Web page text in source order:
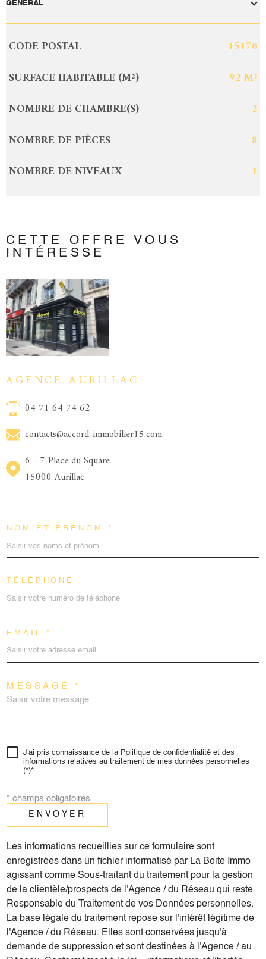
GÉNÉRAL
Caractérisque Valeurs
CODE POSTAL
15170
SURFACE HABITABLE (M²)
92 M²
NOMBRE DE CHAMBRE(S)
2
NOMBRE DE PIÈCES
8
NOMBRE DE NIVEAUX
1
CETTE OFFRE
VOUS
INTÉRESSE
AGENCE AURILLAC
04 71 64 74 62
contacts@accord-immobilier15.com
6 - 7 Place du Square
15000 Aurillac
NOM ET PRÉNOM *
TÉLÉPHONE
EMAIL *
MESSAGE *
J'ai pris connaissance de la Politique de confidentialité et des
informations relatives au traitement de mes données personnelles
(*)*
* champs obligatoires
ENVOYER
Les informations recueillies sur ce formulaire sont
enregistrées dans un fichier informatisé par La Boite Immo
agissant comme Sous-traitant du traitement pour la gestion
de la clientèle/prospects de l'Agence / du Réseau qui reste
Responsable du Traitement de vos Données personnelles.
La base légale du traitement repose sur l'intérêt légitime de
l'Agence / du Réseau. Elles sont conservées jusqu'à
demande de suppression et sont destinées à l'Agence / au